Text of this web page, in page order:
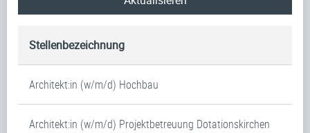
Stellenbezeichnung
Architekt:in (w/m/d) Hochbau
Architekt:in (w/m/d) Projektbetreuung Dotationskirchen